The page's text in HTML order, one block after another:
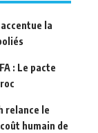
accentue la
: Le pacte
relance le
humain de